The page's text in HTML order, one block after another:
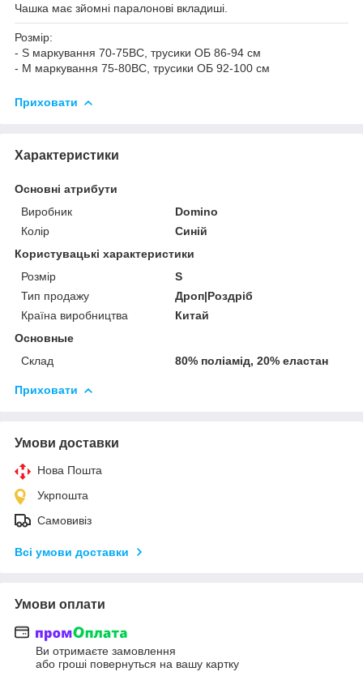
Чашка має зйомні паралонові вкладиші.
Розмір:
- S маркування 70-75ВС, трусики ОБ 86-94 см
- M маркування 75-80ВС, трусики ОБ 92-100 см
Приховати
Характеристики
Основні атрибути
Виробник
Domino
Колір
Синій
Користувацькі характеристики
Розмір
S
Тип продажу
Дроп|Роздріб
Країна виробництва
Китай
Основные
Склад
80% поліамід, 20% еластан
Приховати
Умови доставки
Нова Пошта
Укрпошта
Самовивіз
Всі умови доставки
Умови оплати
Ви отримаєте замовлення
або гроші повернуться на вашу картку